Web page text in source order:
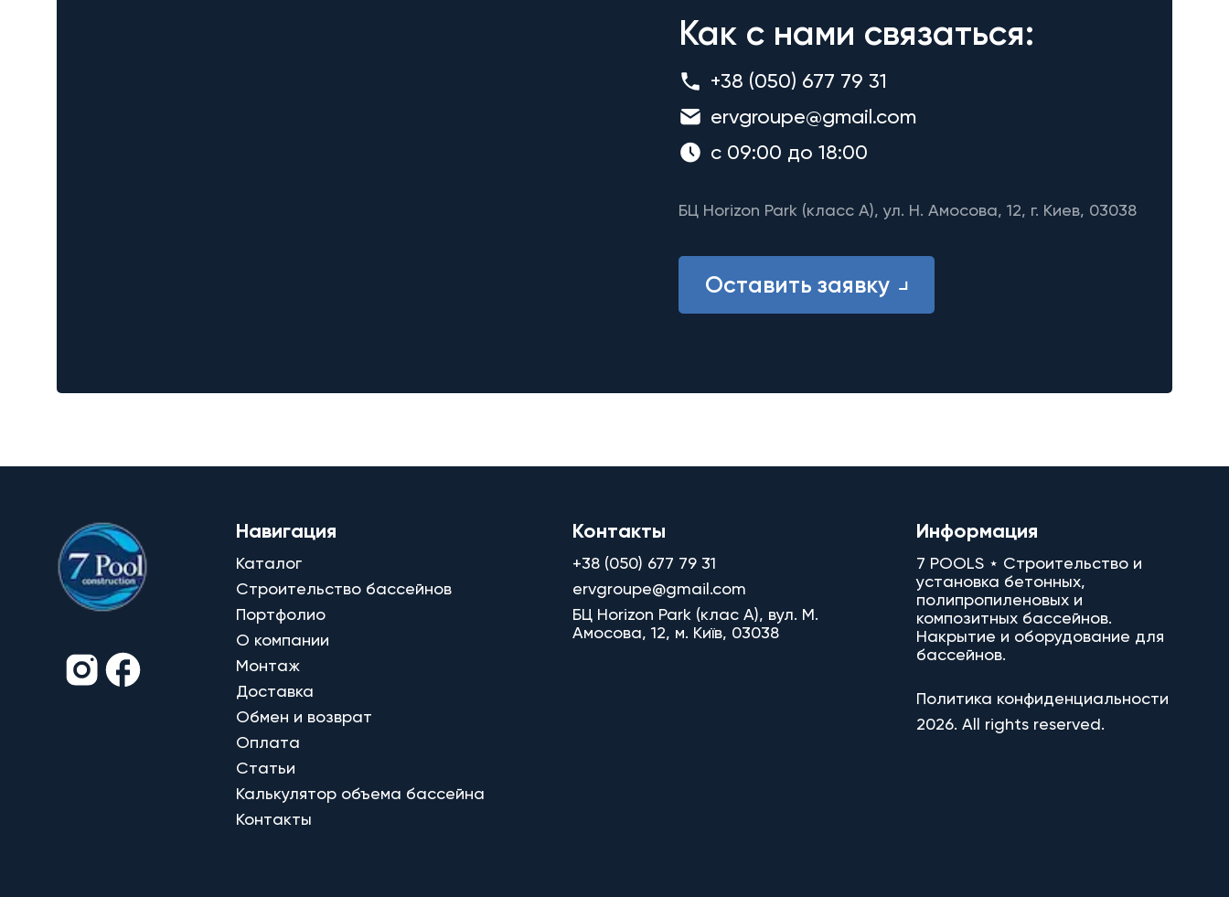
Как с нами связаться:
+38 (050) 677 79 31
ervgroupe@gmail.com
с 09:00 до 18:00
БЦ Horizon Park (класс A), ул. Н. Амосова, 12, г. Киев, 03038
Оставить заявку
Навигация
Каталог
Строительство бассейнов
Портфолио
О компании
Монтаж
Доставка
Обмен и возврат
Оплата
Статьи
Калькулятор объема бассейна
Контакты
Контакты
+38 (050) 677 79 31
ervgroupe@gmail.com
БЦ Horizon Park (клас A), вул. М.
Амосова, 12, м. Київ, 03038
Информация
7 POOLS ⋆ Строительство и
установка бетонных,
полипропиленовых и
композитных бассейнов.
Накрытие и оборудование для
бассейнов.
Политика конфиденциальности
2026. All rights reserved.